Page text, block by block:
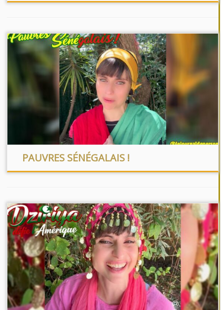
PAUVRES SÉNÉGALAIS !